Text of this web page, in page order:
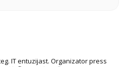
IT entuzijast. Organizator press